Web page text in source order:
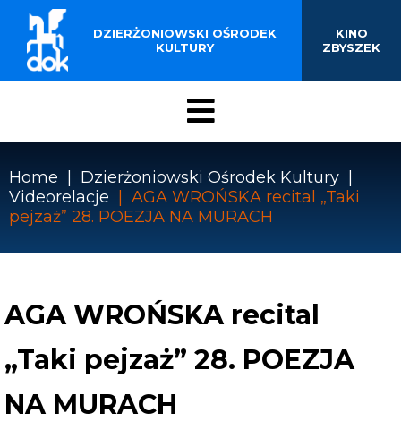
Przejdź
treści
Menu
DOK
BUDYNKU KINOTEATRU
„ZBYSZEK” W
DZIERŻONIOWIE
DZIERŻONIOWSKI OŚRODEK
KULTURY
KINO
ZBYSZEK
Ścieżka
nawigacyjna
Home
Dzierżoniowski Ośrodek Kultury
Videorelacje
AGA WROŃSKA recital „Taki
pejzaż” 28. POEZJA NA MURACH
AGA WROŃSKA recital
„Taki pejzaż” 28. POEZJA
NA MURACH